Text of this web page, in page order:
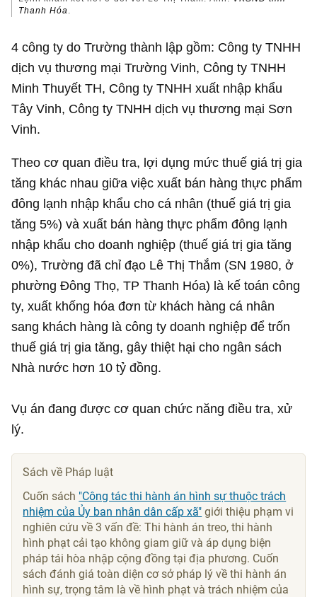
Thanh Hóa.
4 công ty do Trường thành lập gồm: Công ty TNHH
dịch vụ thương mại Trường Vinh, Công ty TNHH
Minh Thuyết TH, Công ty TNHH xuất nhập khẩu
Tây Vinh, Công ty TNHH dịch vụ thương mại Sơn
Vinh.
Theo cơ quan điều tra, lợi dụng mức thuế giá trị gia
tăng khác nhau giữa việc xuất bán hàng thực phẩm
đông lạnh nhập khẩu cho cá nhân (thuế giá trị gia
tăng 5%) và xuất bán hàng thực phẩm đông lạnh
nhập khẩu cho doanh nghiệp (thuế giá trị gia tăng
0%), Trường đã chỉ đạo Lê Thị Thắm (SN 1980, ở
phường Đông Thọ, TP Thanh Hóa) là kế toán công
ty, xuất khống hóa đơn từ khách hàng cá nhân
sang khách hàng là công ty doanh nghiệp để trốn
thuế giá trị gia tăng, gây thiệt hại cho ngân sách
Nhà nước hơn 10 tỷ đồng.
Vụ án đang được cơ quan chức năng điều tra, xử
lý.
Sách về Pháp luật
Cuốn sách "Công tác thi hành án hình sự thuộc trách
nhiệm của Ủy ban nhân dân cấp xã" giới thiệu phạm vi
nghiên cứu về 3 vấn đề: Thi hành án treo, thi hành
hình phạt cải tạo không giam giữ và áp dụng biện
pháp tái hòa nhập cộng đồng tại địa phương. Cuốn
sách đánh giá toàn diện cơ sở pháp lý về thi hành án
hình sự, trọng tâm là về hình phạt và trách nhiệm của